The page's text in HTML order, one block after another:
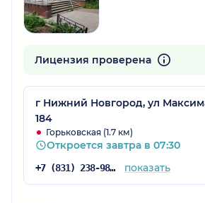
Лицензия проверена
г Нижний Новгород, ул
184
Горьковская (1.7 км)
Откроется завтра в 07:30
+7 (831) 238-98-54 показать